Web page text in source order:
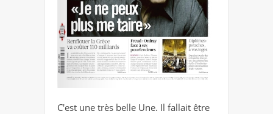
C'est une très belle Une. Il fallait être